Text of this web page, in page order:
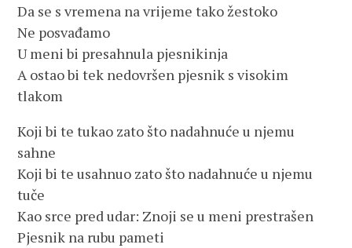
Da se s vremena na vrijeme tako žestoko
Ne posvađamo
U meni bi presahnula pjesnikinja
A ostao bi tek nedovršen pjesnik s visokim
tlakom
Koji bi te tukao zato što nadahnuće u njemu
sahne
Koji bi te usahnuo zato što nadahnuće u njemu
tuče
Kao srce pred udar: Znoji se u meni prestrašen
Pjesnik na rubu pameti